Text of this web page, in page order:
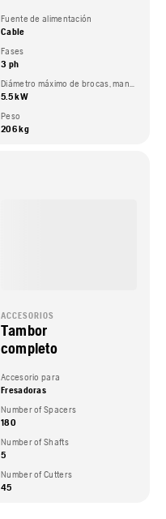
Fuente de alimentación
Cable
Fases
3 ph
Diámetro máximo de brocas, manual
5.5 kW
Peso
206 kg
ACCESORIOS
Tambor
completo
Accesorio para
Fresadoras
Number of Spacers
180
Number of Shafts
5
Number of Cutters
45